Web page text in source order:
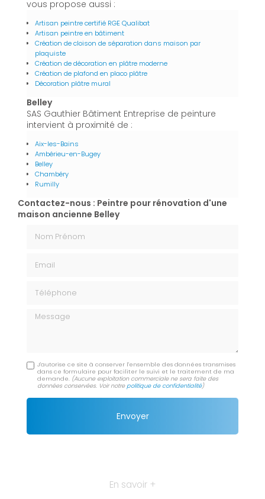
vous propose aussi :
Artisan peintre certifié RGE Qualibat
Artisan peintre en bâtiment
Création de cloison de séparation dans maison par
plaquiste
Création de décoration en plâtre moderne
Création de plafond en placo plâtre
Décoration plâtre mural
Belley
SAS Gauthier Bâtiment Entreprise de peinture
intervient à proximité de :
Aix-les-Bains
Ambérieu-en-Bugey
Belley
Chambéry
Rumilly
Contactez-nous : Peintre pour rénovation d'une
maison ancienne Belley
Message
J'autorise ce site à conserver l'ensemble des données transmises
dans ce formulaire pour faciliter le suivi et le traitement de ma
demande. (Aucune exploitation commerciale ne sera faite des
données conservées. Voir notrepolitique de confidentialité)
En savoir +